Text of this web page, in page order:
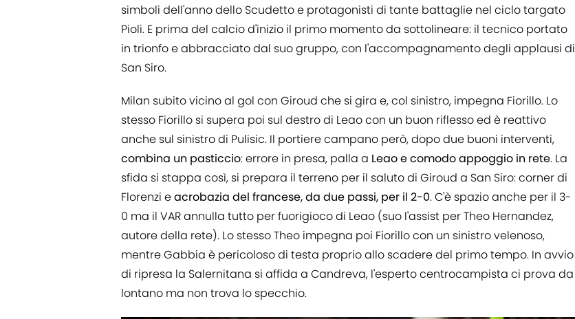
simboli dell'anno dello Scudetto e protagonisti di tante battaglie nel ciclo targato
Pioli. E prima del calcio d'inizio il primo momento da sottolineare: il tecnico portato
in trionfo e abbracciato dal suo gruppo, con l'accompagnamento degli applausi di
San Siro.
Milan subito vicino al gol con Giroud che si gira e, col sinistro, impegna Fiorillo. Lo
stesso Fiorillo si supera poi sul destro di Leao con un buon riflesso ed è reattivo
anche sul sinistro di Pulisic. Il portiere campano però, dopo due buoni interventi,
combina un pasticcio: errore in presa, palla a Leao e comodo appoggio in rete. La
sfida si stappa così, si prepara il terreno per il saluto di Giroud a San Siro: corner di
Florenzi eacrobazia del francese, da due passi, per il 2-0. C'è spazio anche per il 3-
0 ma il VAR annulla tutto per fuorigioco di Leao (suo l'assist per Theo Hernandez,
autore della rete). Lo stesso Theo impegna poi Fiorillo con un sinistro velenoso,
mentre Gabbia è pericoloso di testa proprio allo scadere del primo tempo. In avvio
di ripresa la Salernitana si affida a Candreva, l'esperto centrocampista ci prova da
lontano ma non trova lo specchio.